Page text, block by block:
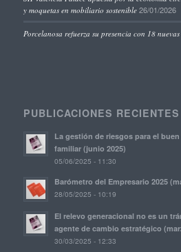
y moquetas en mobiliario sostenible 26/01/2026
Porcelanosa refuerza su presencia con 18
PUBLICACIONES RECIENTES
La gestión de riesgos para el
familiar (junio 2025)
05/06/2025 - 11:30
Barómetro del Empresario 2025
28/05/2025 - 10:19
El relevo generacional no es un
agente de cambio estratégico
30/03/2025 - 12:33